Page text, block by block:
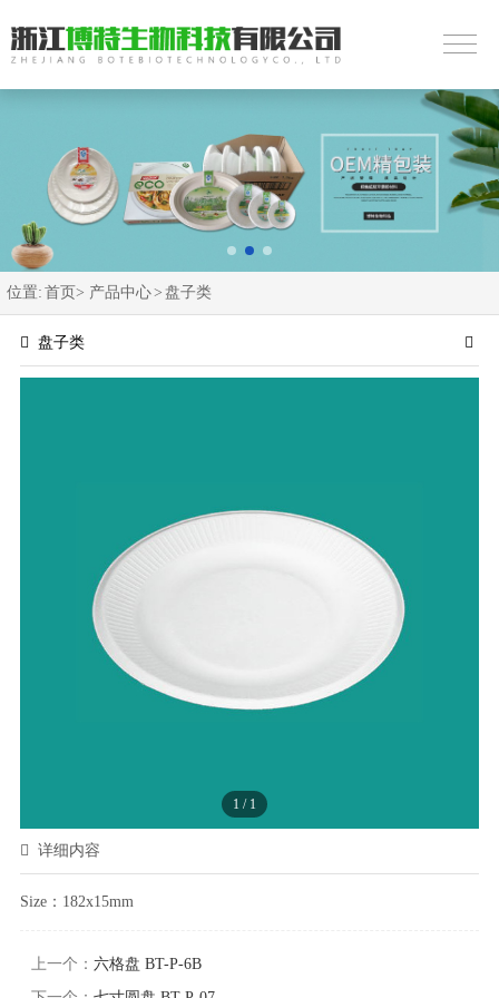
位置: 首页> 产品中心> 盘子类
盘子类
1 / 1
详细内容
Size：182x15mm
上一个： 六格盘 BT-P-6B